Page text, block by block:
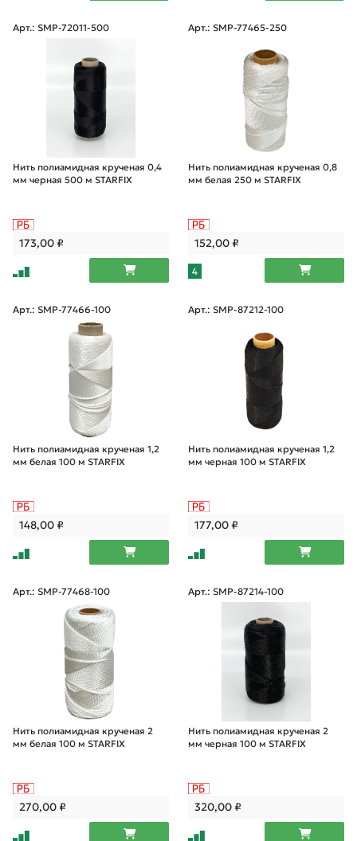
Арт.: SMP-72011-500
Нить полиамидная крученая 0,4
мм черная 500 м STARFIX
173,00₽
Арт.: SMP-77465-250
Нить полиамидная крученая 0,8
мм белая 250 м STARFIX
152,00₽
4
Арт.: SMP-77466-100
Нить полиамидная крученая 1,2
мм белая 100 м STARFIX
148,00₽
Арт.: SMP-87212-100
Нить полиамидная крученая 1,2
мм черная 100 м STARFIX
177,00₽
Арт.: SMP-77468-100
Нить полиамидная крученая 2
мм белая 100 м STARFIX
270,00₽
Арт.: SMP-87214-100
Нить полиамидная крученая 2
мм черная 100 м STARFIX
320,00₽